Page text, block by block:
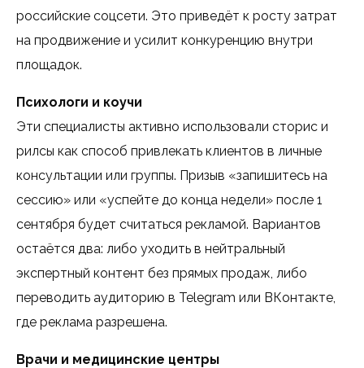
российские соцсети. Это приведёт к росту затрат
на продвижение и усилит конкуренцию внутри
площадок.
Психологи и коучи
Эти специалисты активно использовали сторис и
рилсы как способ привлекать клиентов в личные
консультации или группы. Призыв «запишитесь на
сессию» или «успейте до конца недели» после 1
сентября будет считаться рекламой. Вариантов
остаётся два: либо уходить в нейтральный
экспертный контент без прямых продаж, либо
переводить аудиторию в Telegram или ВКонтакте,
где реклама разрешена.
Врачи и медицинские центры